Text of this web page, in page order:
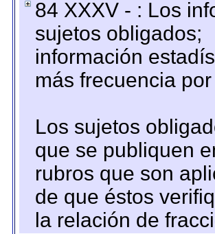
84 XXXV - : Los
sujetos obligados;
información
más frecuencia
Los sujetos
que se publiquen
rubros que son
de que éstos
la relación de